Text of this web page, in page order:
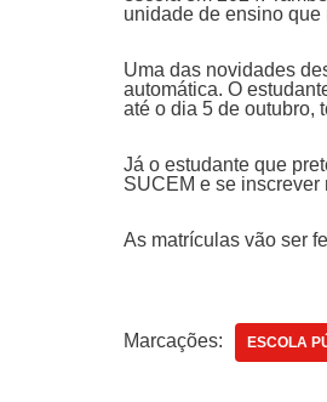
unidade de ensino
Uma das novidades
automática. O
até o dia 5 de outubro,
Já o estudante que
SUCEM e se inscrever
As matrículas vão ser
Marcações: ESCOLA